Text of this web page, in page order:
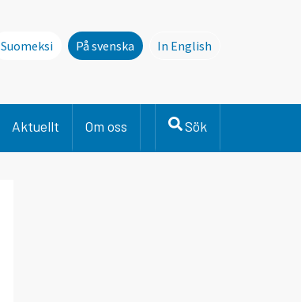
Suomeksi På svenska
In English
Aktuellt Om oss Sök